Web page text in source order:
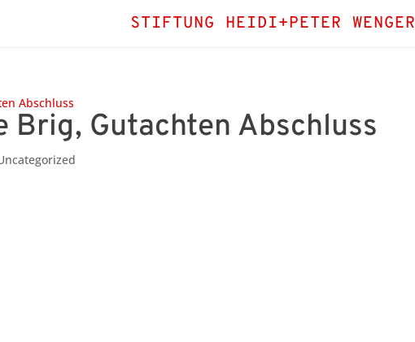
STIFTUNG HEIDI+PETER WENGER
Brig, Gutachten Abschluss